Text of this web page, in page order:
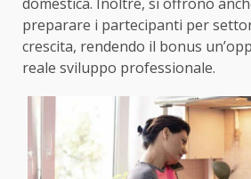
preparare i partecipanti per
crescita, rendendo il bonus
reale sviluppo professionale.